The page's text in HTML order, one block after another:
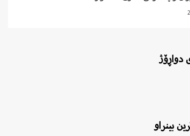
دواڕۆژ
بینراو